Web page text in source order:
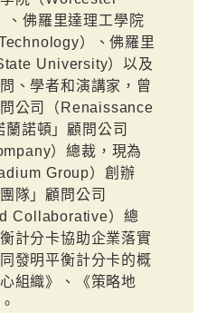
佛羅里達理工學院
）、佛羅里
University）以及
、學者和演講家，曾
公司（Renaissance
諾頓」顧問公司
）總裁，現為
Group）創辦
隊」顧問公司
Collaborative）總
計分卡協助企業落實
發明平衡計分卡的概
組織》、《策略地